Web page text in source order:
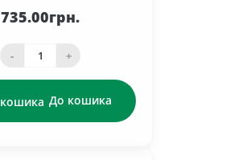
735.00грн.
- +
До кошика